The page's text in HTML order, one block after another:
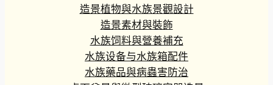
造景植物與水族景觀設計
造景素材與裝飾
水族饲料與營養補充
水族设备与水族箱配件
水族藥品與病蟲害防治